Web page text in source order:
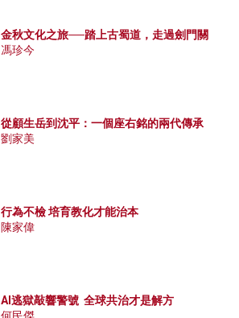
金秋文化之旅──踏上古蜀道，走過劍門關
馮珍今
從顧生岳到沈平：一個座右銘的兩代傳承
劉家美
行為不檢 培育教化才能治本
陳家偉
AI逃獄敲響警號 全球共治才是解方